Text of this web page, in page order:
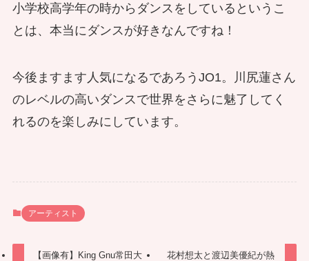
小学校高学年の時からダンスをしているというこ
とは、本当にダンスが好きなんですね！
今後ますます人気になるであろうJO1。川尻蓮さん
のレベルの高いダンスで世界をさらに魅了してく
れるのを楽しみにしています。
アーティスト
【画像有】King Gnu常田大
花村想太と渡辺美優紀が熱